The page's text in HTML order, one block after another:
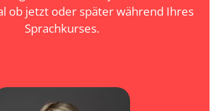
ob jetzt oder später während Ihres
Sprachkurses.